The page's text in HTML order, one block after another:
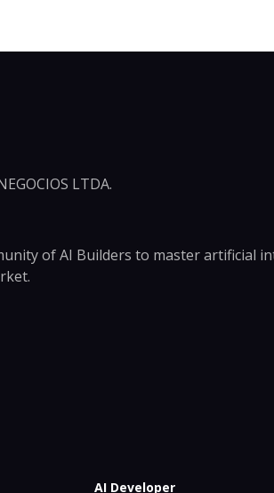
LTDA.
of AI Builders to master artificial
AI Developer